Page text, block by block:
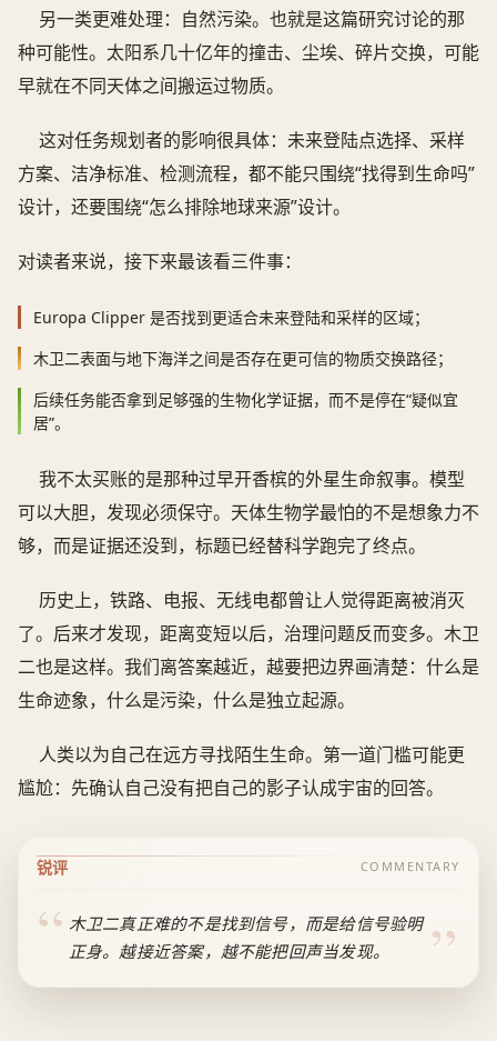
另一类更难处理：自然污染。也就是这篇研究讨论的那
种可能性。太阳系几十亿年的撞击、尘埃、碎片交换，可能
早就在不同天体之间搬运过物质。
这对任务规划者的影响很具体：未来登陆点选择、采样
方案、洁净标准、检测流程，都不能只围绕“找得到生命吗”
设计，还要围绕“怎么排除地球来源”设计。
对读者来说，接下来最该看三件事：
Europa Clipper 是否找到更适合未来登陆和采样的区域；
木卫二表面与地下海洋之间是否存在更可信的物质交换路径；
后续任务能否拿到足够强的生物化学证据，而不是停在“疑似宜
居”。
我不太买账的是那种过早开香槟的外星生命叙事。模型
可以大胆，发现必须保守。天体生物学最怕的不是想象力不
够，而是证据还没到，标题已经替科学跑完了终点。
历史上，铁路、电报、无线电都曾让人觉得距离被消灭
了。后来才发现，距离变短以后，治理问题反而变多。木卫
二也是这样。我们离答案越近，越要把边界画清楚：什么是
生命迹象，什么是污染，什么是独立起源。
人类以为自己在远方寻找陌生生命。第一道门槛可能更
尴尬：先确认自己没有把自己的影子认成宇宙的回答。
锐评 COMMENTARY
木卫二真正难的不是找到信号，而是给信号验明
正身。越接近答案，越不能把回声当发现。